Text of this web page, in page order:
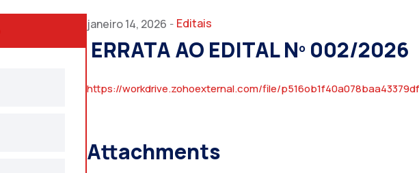
janeiro 14, 2026 - Editais
ERRATA AO EDITAL Nº 002/2026
https://workdrive.zohoexternal.com/file/
Attachments